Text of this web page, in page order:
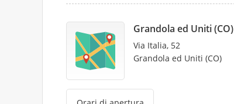
Grandola ed Uniti (CO)
Via Italia, 52
Grandola ed Uniti (CO)